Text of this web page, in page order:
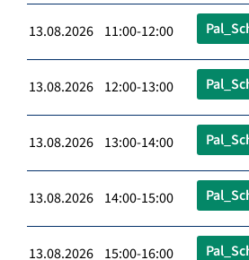
13.08.2026 11:00-12:00
13.08.2026 12:00-13:00
13.08.2026 13:00-14:00
13.08.2026 14:00-15:00
13.08.2026 15:00-16:00